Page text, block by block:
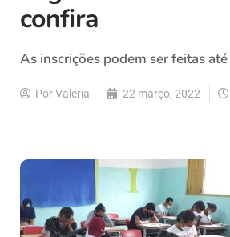
confira
As inscrições podem ser feitas
PorValéria 22 março, 2022